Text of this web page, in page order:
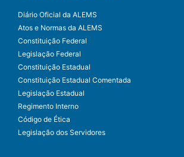
Diário Oficial da ALEMS
Atos e Normas da ALEMS
Constituição Federal
Legislação Federal
Constituição Estadual
Constituição Estadual Comentada
Legislação Estadual
Regimento Interno
Código de Ética
Legislação dos Servidores